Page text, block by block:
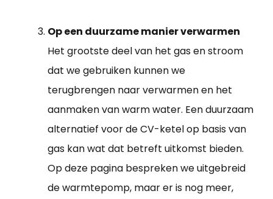
Op een duurzame manier verwarmen
Het grootste deel van het gas en stroom
dat we gebruiken kunnen we
terugbrengen naar verwarmen en het
aanmaken van warm water. Een duurzaam
alternatief voor de CV-ketel op basis van
gas kan wat dat betreft uitkomst bieden.
Op deze pagina bespreken we uitgebreid
de warmtepomp, maar er is nog meer,